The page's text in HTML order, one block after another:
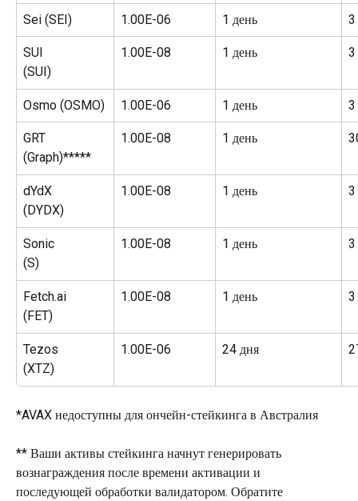
Sei (SEI) 1.00E-06 1 день 3
SUI
(SUI)
1.00E-08 1 день 3
Osmo (OSMO) 1.00E-06 1 день 3
GRT
(Graph)*****
1.00E-08 1 день
dYdX
(DYDX)
1.00E-08 1 день 3
Sonic
(S)
1.00E-08 1 день 3
Fetch.ai
(FET)
1.00E-08 1 день 3
Tezos
(XTZ)
1.00E-06 24 дня
*AVAX недоступны для ончейн-стейкинга в Австралия
** Ваши активы стейкинга начнут генерировать
вознаграждения после времени активации и
последующей обработки валидатором. Обратите